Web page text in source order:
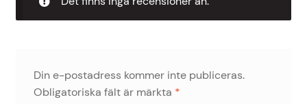
Din e-postadress kommer inte publiceras.
Obligatoriska fält är märkta *